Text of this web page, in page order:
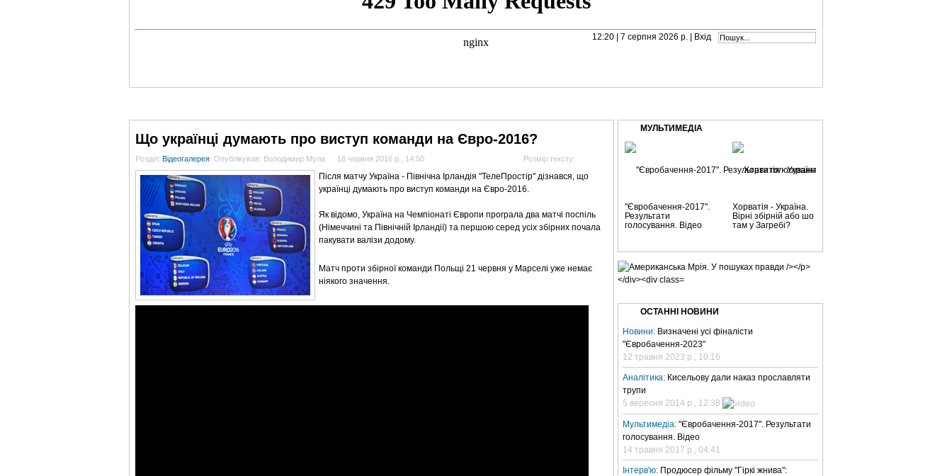
12:20 | 7 серпня 2026 р. | Вхід
Що українці думають про виступ команди на Євро-2016?
Розмір тексту:
Розділ: Відеогалерея Опублікував: Володимир Мула 18 червня 2016 р., 14:50
Після матчу Україна - Північна Ірландія "ТелеПростір" дізнався, що
українці думають про виступ команди на Євро-2016.
Як відомо, Україна на Чемпіонаті Європи програла два матчі поспіль
(Німеччині та Північній Ірландії) та першою серед усіх збірних почала
пакувати валізи додому.
Матч проти збірної команди Польщі 21 червня у Марселі уже немає
ніякого значення.
МУЛЬТИМЕДІА
"Євробачення-2017".
Результати
голосування. Відео
Хорватія - Україна.
Вірні збірній або шо
там у Загребі?
ОСТАННІ НОВИНИ
Новини: Визначені усі фіналісти
"Євробачення-2023"
12 травня 2023 р., 10:16
Аналітика: Кисельову дали наказ прославляти
трупи
5 вересня 2014 р., 12:38
Мультимедіа: "Євробачення-2017". Результати
голосування. Відео
14 травня 2017 р., 04:41
Інтерв'ю: Продюсер фільму "Гіркі жнива":